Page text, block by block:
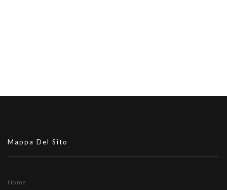
Mappa Del Sito
Home